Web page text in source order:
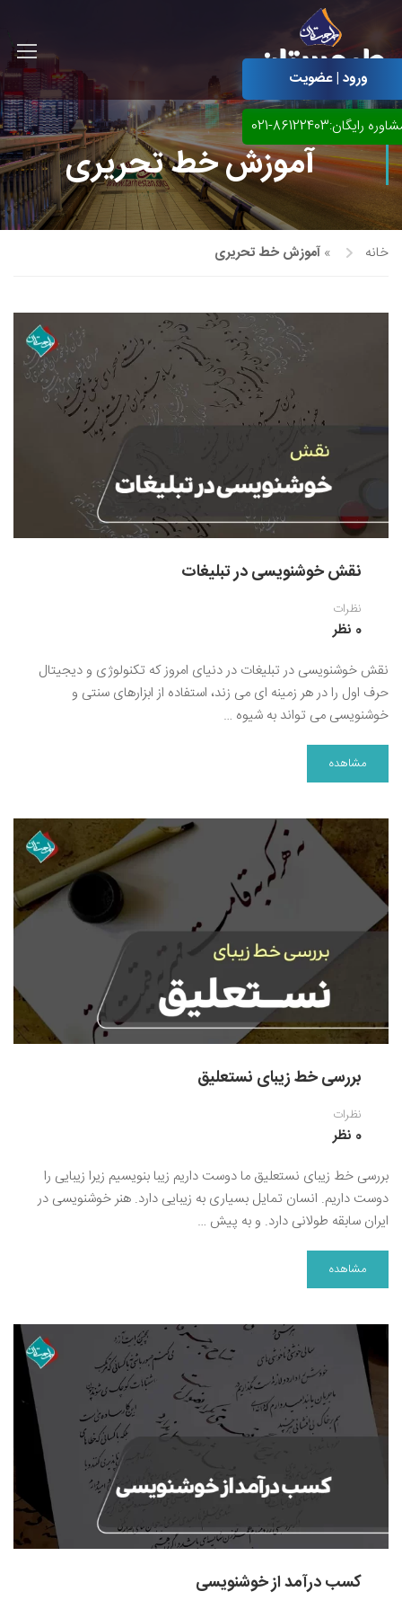
آموزش مجازی طراحی لباس
آموزش مجازی گرافیک
آموزش مجازی طراحی داخلی
نقاشی رنگ روغن
نقاشی آبرنگ
نقاشی کودک و نوجوان
طراحی سیاه قلم
نقاش مداد رنگی
نقاشی مینیاتور(نگارگری)
خوشنویسی نستعلیق
خوشنویسی با خودکار
خط نقاشی
ورود | عضویت
رایگان:86122403-021
آموزش خط تحریری
خانه » آموزش خط تحریری
نقش خوشنویسی در تبلیغات
نظرات
0 نظر
نقش خوشنویسی در تبلیغات در دنیای امروز که تکنولوژی و دیجیتال
حرف اول را در هر زمینه ای می زند، استفاده از ابزارهای سنتی و
خوشنویسی می تواند به شیوه …
مشاهده
بررسی خط زیبای نستعلیق
نظرات
0 نظر
بررسی خط زیبای نستعلیق ما دوست داریم زیبا بنویسیم زیرا زیبایی را
دوست داریم. انسان تمایل بسیاری به زیبایی دارد. هنر خوشنویسی در
ایران سابقه طولانی دارد. و به پیش …
مشاهده
کسب درآمد از خوشنویسی